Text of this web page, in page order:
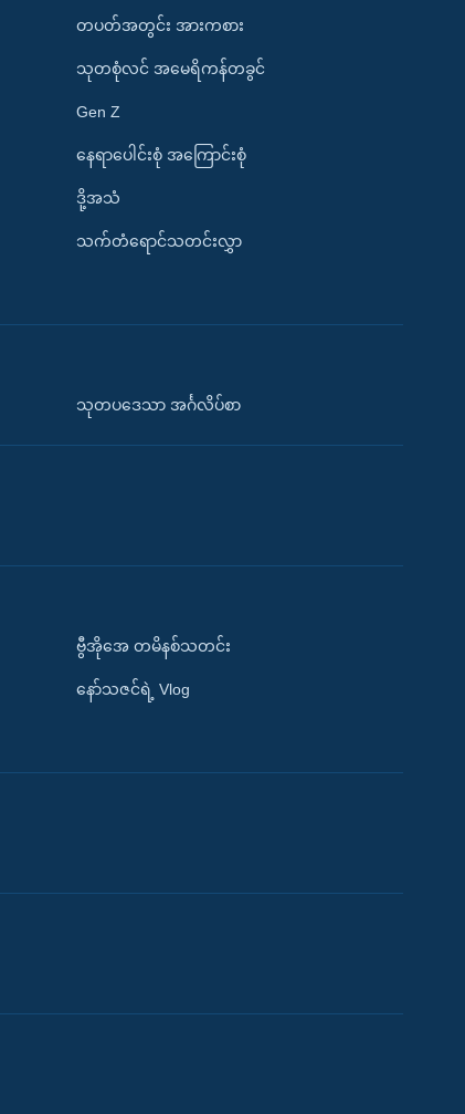
တပတ်အတွင်း အားကစား
သုတစုံလင် အမေရိကန်တခွင်
Gen Z
နေရာပေါင်းစုံ အကြောင်းစုံ
ဒို့အသံ
သက်တံရောင်သတင်းလွှာ
သုတပဒေသာ အင်္ဂလိပ်စာ
ဗွီအိုအေ တမိနစ်သတင်း
နော်သဇင်ရဲ့ Vlog